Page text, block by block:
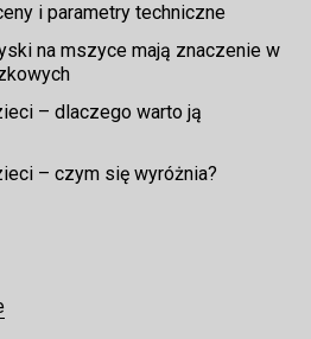
i parametry techniczne
na mszyce mają znaczenie w
– dlaczego warto ją
– czym się wyróżnia?